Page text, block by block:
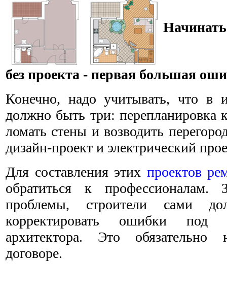
без проекта - первая большая
Конечно, надо учитывать, что в
должно быть три: перепланировка
ломать стены и возводить
дизайн-проект и электрический
Для составления этих проектов
обратиться к профессионалам.
проблемы, строители сами
корректировать ошибки под
архитектора. Это
договоре.